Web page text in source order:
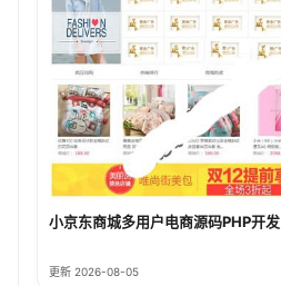
小京东商城多用户电商源码PHP开发
更新 2026-08-05